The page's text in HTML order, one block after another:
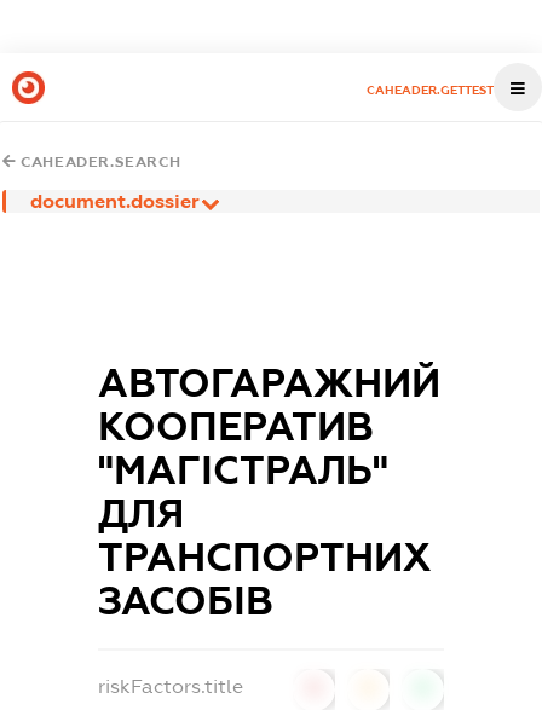
CAHEADER.GETTEST
CAHEADER.SEARCH
document.dossier
АВТОГАРАЖНИЙ
КООПЕРАТИВ
"МАГІСТРАЛЬ"
ДЛЯ
ТРАНСПОРТНИХ
ЗАСОБІВ
riskFactors.title